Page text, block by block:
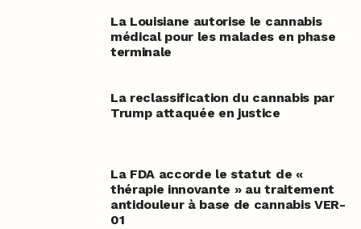
La Louisiane autorise le cannabis
médical pour les malades en phase
terminale
La reclassification du cannabis par
Trump attaquée en justice
La FDA accorde le statut de «
thérapie innovante » au traitement
antidouleur à base de cannabis VER-
01